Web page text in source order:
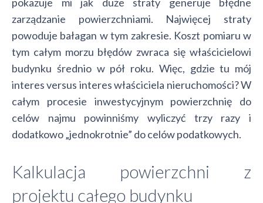
zarządzanie powierzchniami. Najwięcej straty
powoduje bałagan w tym zakresie. Koszt pomiaru w
tym całym morzu błędów zwraca się właścicielowi
budynku średnio w pół roku. Więc, gdzie tu mój
interes versus interes właściciela nieruchomości? W
całym procesie inwestycyjnym powierzchnię do
celów najmu powinniśmy wyliczyć trzy razy i
dodatkowo „jednokrotnie” do celów podatkowych.
Kalkulacja powierzchni z
projektu całego budynku